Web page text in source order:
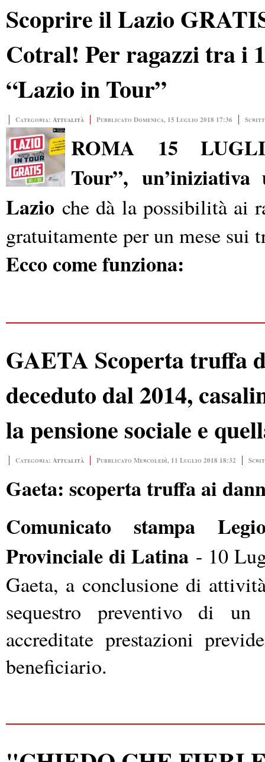
Scoprire il Lazio
Cotral! Per ragazzi tra i
“Lazio in Tour”
Categoria: Attualità Pubblicato Domenica, 15 Luglio 2018 17:36
ROMA 15
Tour”,
Lazioche dà la possibilità ai
gratuitamente per un mese
Ecco come funziona:
GAETA Scoperta truffa
deceduto dal 2014,
la pensione sociale e
Categoria: Attualità Pubblicato Mercoledì, 11 Luglio 2018 18:32
Gaeta: scoperta truffa ai
Comunicato stampa
Provinciale di Latina - 10
Gaeta, a conclusione di
sequestro preventivo di
accreditate prestazioni
beneficiario.